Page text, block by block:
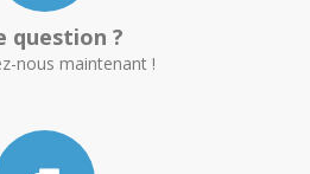
question ?
nous maintenant !